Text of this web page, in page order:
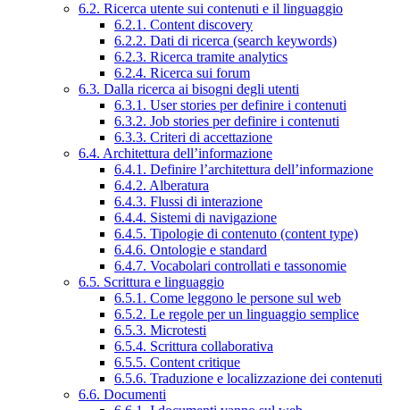
6.2. Ricerca utente sui contenuti e il linguaggio
6.2.1. Content discovery
6.2.2. Dati di ricerca (search keywords)
6.2.3. Ricerca tramite analytics
6.2.4. Ricerca sui forum
6.3. Dalla ricerca ai bisogni degli utenti
6.3.1. User stories per definire i contenuti
6.3.2. Job stories per definire i contenuti
6.3.3. Criteri di accettazione
6.4. Architettura dell’informazione
6.4.1. Definire l’architettura dell’informazione
6.4.2. Alberatura
6.4.3. Flussi di interazione
6.4.4. Sistemi di navigazione
6.4.5. Tipologie di contenuto (content type)
6.4.6. Ontologie e standard
6.4.7. Vocabolari controllati e tassonomie
6.5. Scrittura e linguaggio
6.5.1. Come leggono le persone sul web
6.5.2. Le regole per un linguaggio semplice
6.5.3. Microtesti
6.5.4. Scrittura collaborativa
6.5.5. Content critique
6.5.6. Traduzione e localizzazione dei contenuti
6.6. Documenti